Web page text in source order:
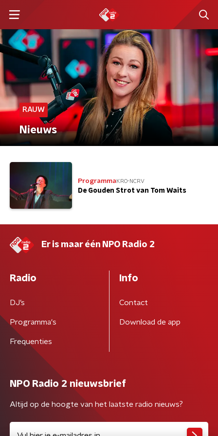
RAUW
Nieuws
ProgrammaKRO-NCRV
De Gouden Strot van Tom Waits
Er is maar één NPO Radio 2
Radio
DJ’s
Programma's
Frequenties
Info
Contact
Download de app
NPO Radio 2 nieuwsbrief
Altijd op de hoogte van het laatste radio nieuws?